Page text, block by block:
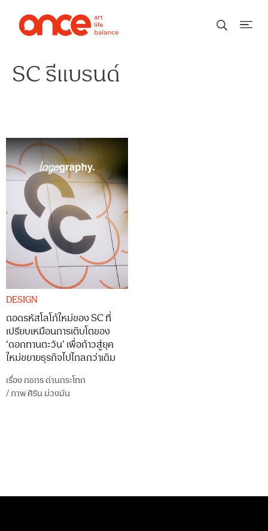
SC รีแบรนด์
DESIGN
ถอดรหัสโลโก้ใหม่ของ SC ที่
เปรียบเหมือนการเติบโตของ
‘ดอกทานตะวัน’ เพื่อก้าวสู่ยุค
ใหม่ขยายธุรกิจไปไกลกว่าเดิม
เรื่อง กชกร ด่านกระโทก
/ภาพศิริน ม่วงมัน